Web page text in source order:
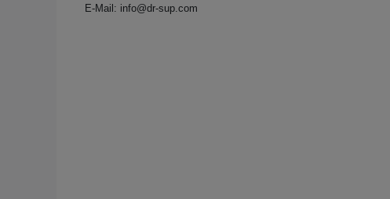
E-Mail: info@dr-sup.com